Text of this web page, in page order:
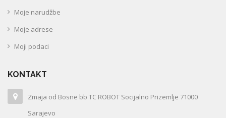
Moje narudžbe
Moje adrese
Moji podaci
KONTAKT
Zmaja od Bosne bb TC ROBOT Socijalno Prizemlje 71000
Sarajevo